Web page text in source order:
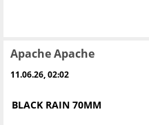
Apache Apache
11.06.26, 02:02
BLACK RAIN 70MM